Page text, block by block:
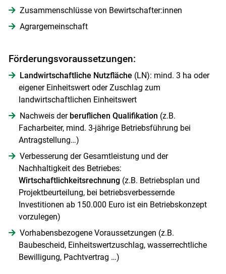
Zusammenschlüsse von Bewirtschafter:innen
Agrargemeinschaft
Förderungsvoraussetzungen:
Landwirtschaftliche Nutzfläche (LN): mind. 3 ha oder
eigener Einheitswert oder Zuschlag zum
landwirtschaftlichen Einheitswert
Nachweis der beruflichen Qualifikation (z.B.
Facharbeiter, mind. 3-jährige Betriebsführung bei
Antragstellung…)
Verbesserung der Gesamtleistung und der
Nachhaltigkeit des Betriebes:
Wirtschaftlichkeitsrechnung(z.B. Betriebsplan und
Projektbeurteilung, bei betriebsverbessernde
Investitionen ab 150.000 Euro ist ein Betriebskonzept
vorzulegen)
Vorhabensbezogene Voraussetzungen (z.B.
Baubescheid, Einheitswertzuschlag, wasserrechtliche
Bewilligung, Pachtvertrag …)